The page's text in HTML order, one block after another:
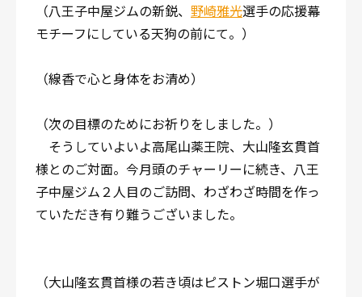
（八王子中屋ジムの新鋭、 野崎雅光選手の応援幕
モチーフにしている天狗の前にて。）
（線香で心と身体をお清め）
（次の目標のためにお祈りをしました。）
そうしていよいよ高尾山薬王院、大山隆玄貫首
様とのご対面。今月頭のチャーリーに続き、八王
子中屋ジム２人目のご訪問、わざわざ時間を作っ
ていただき有り難うございました。
（大山隆玄貫首様の若き頃はピストン堀口選手が